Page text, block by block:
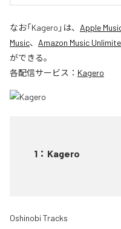
なお「Kagero 」は、 Apple
Music、 Amazon Music
ができる。
各配信サービス： Kagero
1 ： Kagero
Oshinobi Tracks